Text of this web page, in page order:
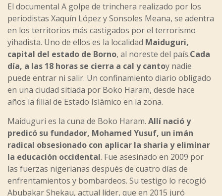
El documental A golpe de trinchera realizado por los
periodistas Xaquín López y Sonsoles Meana, se adentra
en los territorios más castigados por el terrorismo
yihadista. Uno de ellos es la localidad Maiduguri,
capital del estado de Borno, al noreste del país.Cada
día, a las 18 horas se cierra a cal y cantoy nadie
puede entrar ni salir. Un confinamiento diario obligado
en una ciudad sitiada por Boko Haram, desde hace
años la filial de Estado Islámico en la zona.
Maiduguri es la cuna de Boko Haram. Allí nació y
predicó su fundador, Mohamed Yusuf, un imán
radical obsesionado con aplicar la sharia y eliminar
la educación occidental. Fue asesinado en 2009 por
las fuerzas nigerianas después de cuatro días de
enfrentamientos y bombardeos. Su testigo lo recogió
Abubakar Shekau, actual líder, que en 2015 juró